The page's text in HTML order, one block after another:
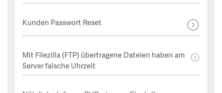
Kunden Passwort Reset
Mit Filezilla (FTP) übertragene Dateien haben am
Server falsche Uhrzeit